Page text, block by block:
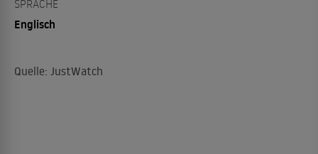
SPRACHE
Englisch
Quelle: JustWatch